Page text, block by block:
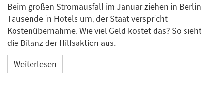
Beim großen Stromausfall im Januar ziehen in Berlin
Tausende in Hotels um, der Staat verspricht
Kostenübernahme. Wie viel Geld kostet das? So sieht
die Bilanz der Hilfsaktion aus.
Weiterlesen